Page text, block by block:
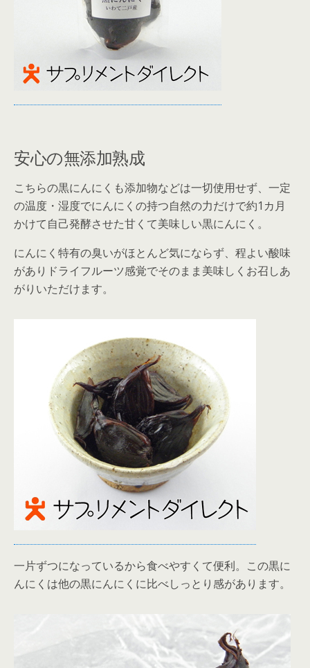
安心の無添加熟成
こちらの黒にんにくも添加物などは一切使用せず、一定
の温度・湿度でにんにくの持つ自然の力だけで約1カ月
かけて自己発酵させた甘くて美味しい黒にんにく。
にんにく特有の臭いがほとんど気にならず、程よい酸味
がありドライフルーツ感覚でそのまま美味しくお召しあ
がりいただけます。
一片ずつになっているから食べやすくて便利。この黒に
んにくは他の黒にんにくに比べしっとり感があります。